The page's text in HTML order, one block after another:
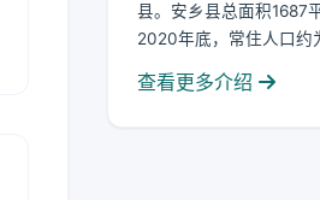
县。安乡县总面积1687
2020年底，常住人口约
查看更多介绍